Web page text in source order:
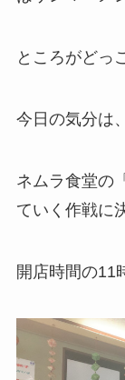
ところがどっ
今日の気分は
ネムラ食堂の
ていく作戦に
開店時間の11